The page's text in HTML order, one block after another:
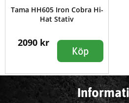
Tama HH605 Iron Cobra Hi-
Hat Stativ
2090 kr
Köp